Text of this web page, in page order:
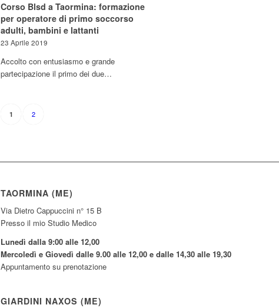
Corso Blsd a Taormina: formazione
per operatore di primo soccorso
adulti, bambini e lattanti
23 Aprile 2019
Accolto con entusiasmo e grande
partecipazione il primo dei due…
1 2
TAORMINA (ME)
Via Dietro Cappuccini n° 15 B
Presso il mio Studio Medico
Lunedì dalla 9:00 alle 12,00
Mercoledì e Giovedì dalle 9.00 alle 12,00 e dalle 14,30 alle 19,30
Appuntamento su prenotazione
GIARDINI NAXOS (ME)